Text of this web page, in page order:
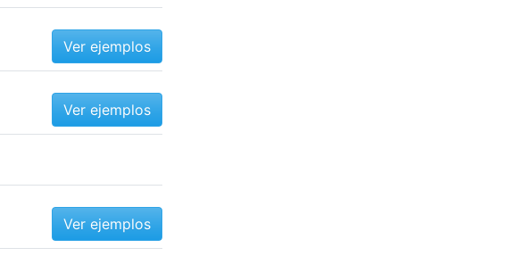
Ver ejemplos
Ver ejemplos
Ver ejemplos